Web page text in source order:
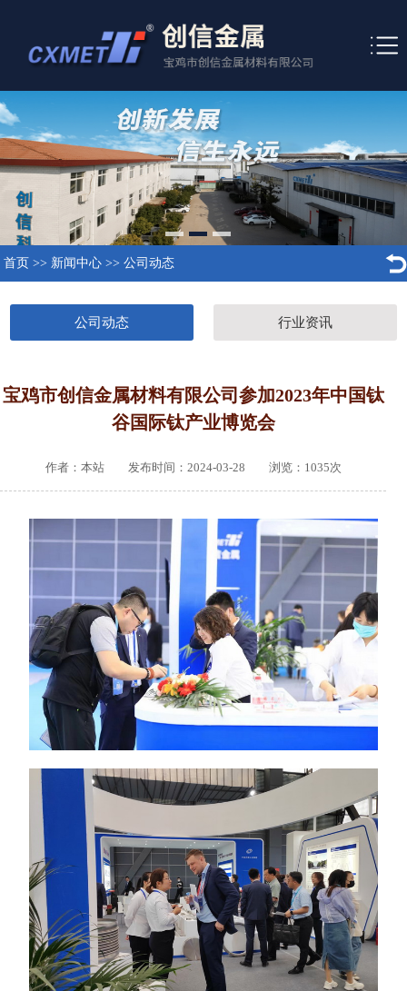
首页 >> 新闻中心 >> 公司动态
公司动态 行业资讯
宝鸡市创信金属材料有限公司参加2023年中国钛
谷国际钛产业博览会
作者：本站 发布时间：2024-03-28 浏览： 1035次